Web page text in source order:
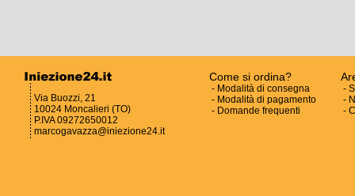
Via Buozzi, 21
10024 Moncalieri (TO)
P.IVA 09272650012
marcogavazza@iniezione24.it
Come si ordina?
- Modalità di consegna
- Modalità di pagamento
- Domande frequenti
-
-
-